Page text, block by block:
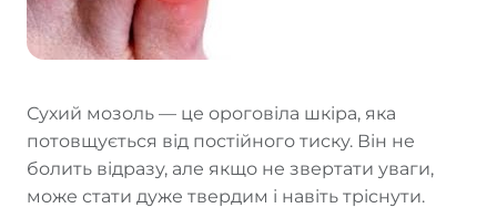
Сухий мозоль — це ороговіла шкіра, яка
потовщується від постійного тиску. Він не
болить відразу, але якщо не звертати уваги,
може стати дуже твердим і навіть тріснути.